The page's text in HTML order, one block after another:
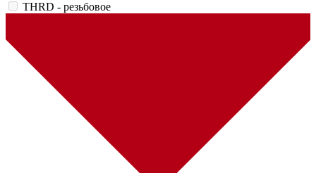
THRD - резьбовое